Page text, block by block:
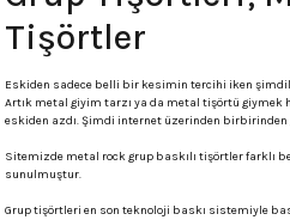
Tişörtler
Eskiden sadece belli bir kesimin tercihi iken
Artık metal giyim tarzı ya da metal tişörtü giymek
eskiden azdı. Şimdi internet üzerinden
Sitemizde metal rock grup baskılı tişörtler farklı
sunulmuştur.
Grup tişörtleri en son teknoloji baskı sistemiyle